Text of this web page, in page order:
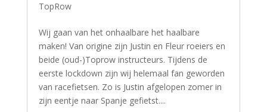
TopRow
Wij gaan van het onhaalbare het haalbare
maken! Van origine zijn Justin en Fleur roeiers en
beide (oud-)Toprow instructeurs. Tijdens de
eerste lockdown zijn wij helemaal fan geworden
van racefietsen. Zo is Justin afgelopen zomer in
zijn eentje naar Spanje gefietst....